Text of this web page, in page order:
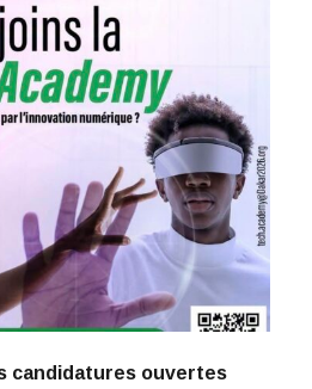
candidatures ouvertes